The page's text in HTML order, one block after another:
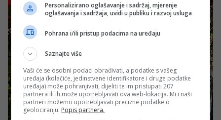
Personalizirano oglašavanje i sadržaj, mjerenje
oglašavanja i sadržaja, uvidi u publiku i razvoj usluga
Pohrana i/ili pristup podacima na uređaju
Saznajte više
Vaši će se osobni podaci obrađivati, a podatke s vašeg
uređaja (kolačiće, jedinstvene identifikatore i druge podatke
uređaja) može pohranjivati, dijeliti te im pristupati 207
partnera ili ih može upotrebljavati ova web-lokacija. Mi i naši
partneri možemo upotrebljavati precizne podatke o
geolociranju. Popis partnera.